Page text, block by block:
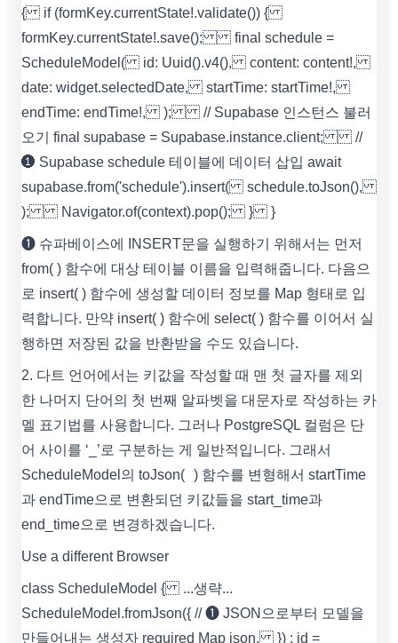
{ if (formKey.currentState!.validate()) {
formKey.currentState!.save(); final schedule =
ScheduleModel( id: Uuid().v4(), content: content!,
date: widget.selectedDate, startTime: startTime!,
endTime: endTime!, ); // Supabase 인스턴스 불러
오기 final supabase = Supabase.instance.client; //
❶ Supabase schedule 테이블에 데이터 삽입 await
supabase.from('schedule').insert( schedule.toJson(),
); Navigator.of(context).pop(); } }
❶ 슈파베이스에 INSERT문을 실행하기 위해서는 먼저
from( ) 함수에 대상 테이블 이름을 입력해줍니다. 다음으
로 insert( ) 함수에 생성할 데이터 정보를 Map 형태로 입
력합니다. 만약 insert( ) 함수에 select( ) 함수를 이어서 실
행하면 저장된 값을 반환받을 수도 있습니다.
2. 다트 언어에서는 키값을 작성할 때 맨 첫 글자를 제외
한 나머지 단어의 첫 번째 알파벳을 대문자로 작성하는 카
멜 표기법를 사용합니다. 그러나 PostgreSQL 컬럼은 단
어 사이를 ‘_’로 구분하는 게 일반적입니다. 그래서
ScheduleModel의 toJson( ) 함수를 변형해서 startTime
과 endTime으로 변환되던 키값들을 start_time과
end_time으로 변경하겠습니다.
Use a different Browser
class ScheduleModel { ...생략...
ScheduleModel.fromJson({ // ➊ JSON으로부터 모델을
만들어내는 생성자 required Map json, }) : id =